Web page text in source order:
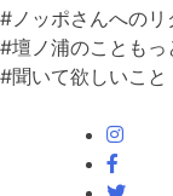
#ノッポさんへのリ
#壇ノ浦のこともっ
#聞いて欲しいこと